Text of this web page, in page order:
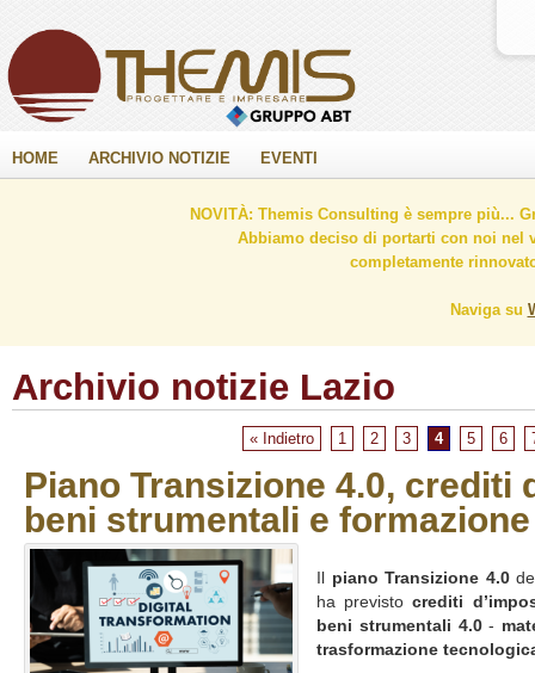
HOME ARCHIVIO NOTIZIE EVENTI
NOVITÀ: Themis Consulting è sempre più...
Abbiamo deciso di portarti con noi nel
completamente
Naviga su
Archivio notizie Lazio
« Indietro 1 2 3 4 5 6
Piano Transizione 4.0, crediti
beni strumentali e formazione
piano Transizione 4.0
ha previstocrediti
beni strumentali 4.0-
trasformazione